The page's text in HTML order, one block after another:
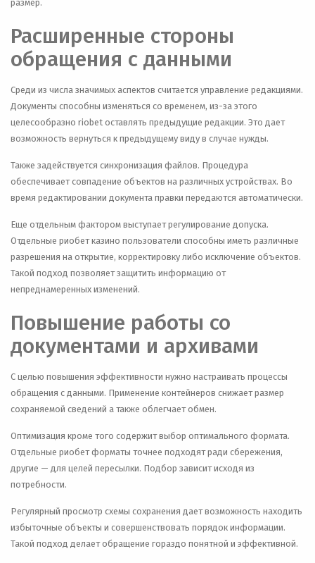
размер.
Расширенные стороны
обращения с данными
Среди из числа значимых аспектов считается управление редакциями.
Документы способны изменяться со временем, из-за этого
целесообразно riobet оставлять предыдущие редакции. Это дает
возможность вернуться к предыдущему виду в случае нужды.
Также задействуется синхронизация файлов. Процедура
обеспечивает совпадение объектов на различных устройствах. Во
время редактировании документа правки передаются автоматически.
Еще отдельным фактором выступает регулирование допуска.
Отдельные риобет казино пользователи способны иметь различные
разрешения на открытие, корректировку либо исключение объектов.
Такой подход позволяет защитить информацию от
непреднамеренных изменений.
Повышение работы со
документами и архивами
С целью повышения эффективности нужно настраивать процессы
обращения с данными. Применение контейнеров снижает размер
сохраняемой сведений а также облегчает обмен.
Оптимизация кроме того содержит выбор оптимального формата.
Отдельные риобет форматы точнее подходят ради сбережения,
другие — для целей пересылки. Подбор зависит исходя из
потребности.
Регулярный просмотр схемы сохранения дает возможность находить
избыточные объекты и совершенствовать порядок информации.
Такой подход делает обращение гораздо понятной и эффективной.